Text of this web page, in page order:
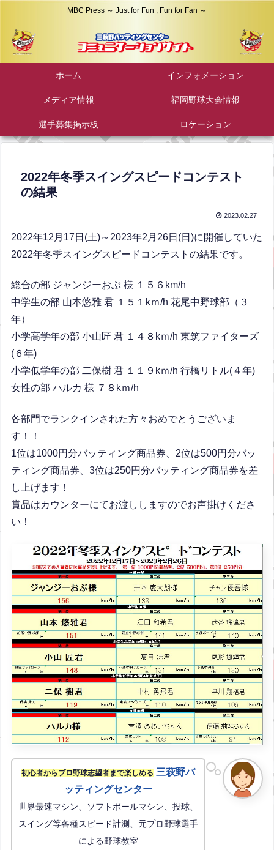
MBC Press ～ Just for Fun , Fun for Fan ～
ホーム インフォメーション
メディア情報 福岡野球大会情報
選手募集掲示板 ロケーション
2022年冬季スイングスピードコンテスト
の結果
2023.02.27
2022年12月17日(土)～2023年2月26日(日)に開催していた
2022年冬季スイングスピードコンテストの結果です。
総合の部 ジャンジーおぶ 様 １５６km/h
中学生の部 山本悠雅 君 １５１kｍ/h 花尾中野球部（３
年）
小学高学年の部 小山匠 君 １４８kｍ/h 東筑ファイターズ
(６年)
小学低学年の部 二保樹 君 １１９kｍ/h 行橋リトル(４年)
女性の部 ハルカ 様 ７８kｍ/h
各部門でランクインされた方々おめでとうございま
す！！
1位は1000円分バッティング商品券、2位は500円分バッ
ティング商品券、3位は250円分バッティング商品券を差
し上げます！
賞品はカウンターにてお渡ししますのでお声掛けくださ
い！
初心者からプロ野球志望者まで楽しめる 三萩野バ
ッティングセンター
世界最速マシン、ソフトボールマシン、投球、
スイング等各種スピード計測、元プロ野球選手
による野球教室